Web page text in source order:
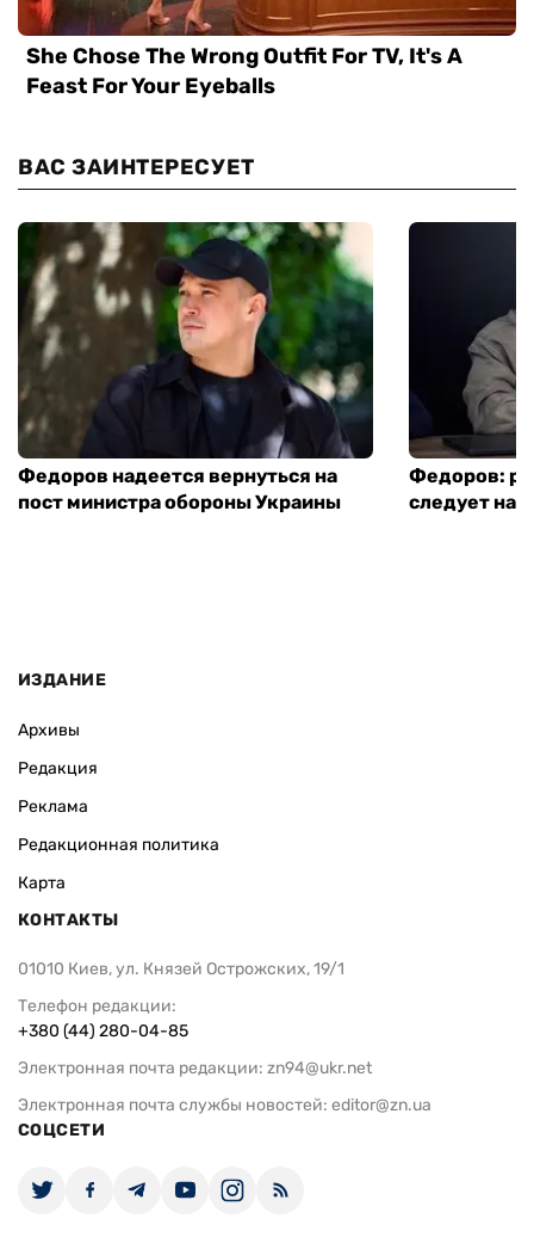
ВАС ЗАИНТЕРЕСУЕТ
Федоров надеется вернуться на
пост министра обороны Украины
Федоров:
следует
ИЗДАНИЕ
Архивы
Редакция
Реклама
Редакционная политика
Карта
КОНТАКТЫ
01010 Киев, ул. Князей Острожских, 19/1
Телефон редакции:
+380 (44) 280-04-85
Электронная почта редакции: zn94@ukr.net
Электронная почта службы новостей: editor@zn.ua
СОЦСЕТИ